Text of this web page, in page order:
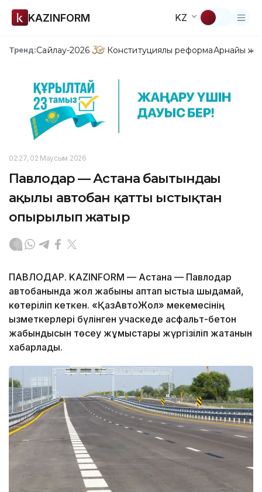
KAZINFORM KZ
Тренд:Сайлау-2026 Конституциялық реформаАрнайы
02:27, 02 Маусым 2026
Павлодар — Астана бағытындағы
ақылы автобан қатты ыстықтан
опырылып жатыр
ПАВЛОДАР. KAZINFORM — Астана — Павлодар
автобанында жол жабыны аптап ыстыққа шыдамай,
көтеріліп кеткен. «ҚазАвтоЖол» мекемесінің
қызметкерлері бүлінген учаскеде асфальт-бетон
жабындысын төсеу жұмыстары жүргізіліп жатқанын
хабарлады.